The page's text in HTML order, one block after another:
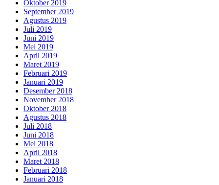
Oktober 2019
September 2019
Agustus 2019
Juli 2019
Juni 2019
Mei 2019
April 2019
Maret 2019
Februari 2019
Januari 2019
Desember 2018
November 2018
Oktober 2018
Agustus 2018
Juli 2018
Juni 2018
Mei 2018
April 2018
Maret 2018
Februari 2018
Januari 2018